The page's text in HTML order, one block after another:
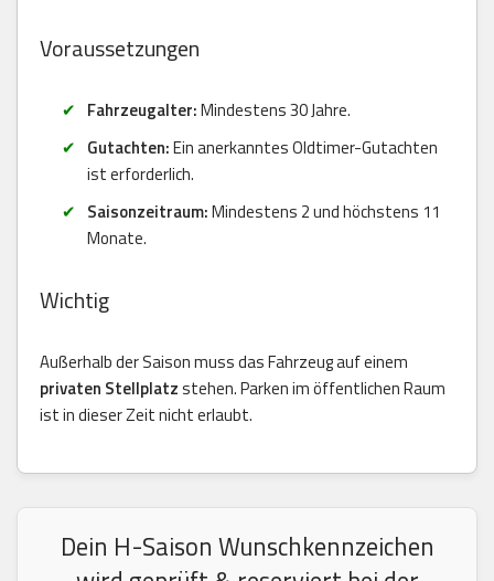
Voraussetzungen
Fahrzeugalter:Mindestens 30 Jahre.
Gutachten:Ein anerkanntes Oldtimer-Gutachten
ist erforderlich.
Saisonzeitraum:Mindestens 2 und höchstens 11
Monate.
Wichtig
Außerhalb der Saison muss das Fahrzeug auf einem
privaten Stellplatzstehen. Parken im öffentlichen Raum
ist in dieser Zeit nicht erlaubt.
Dein H-Saison Wunschkennzeichen